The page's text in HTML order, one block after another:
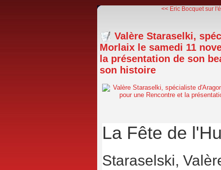
<< Eric Bocquet sur
Valère Staraselki,
Morlaix le samedi 11
la présentation de son
son histoire
La Fête de
Staraselski,